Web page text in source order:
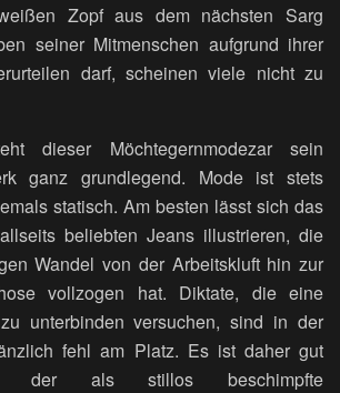
Zopf aus dem nächsten Sarg
seiner Mitmenschen aufgrund ihrer
darf, scheinen viele nicht zu
dieser Möchtegernmodezar sein
ganz grundlegend. Mode ist stets
statisch. Am besten lässt sich das
beliebten Jeans illustrieren, die
Wandel von der Arbeitskluft hin zur
vollzogen hat. Diktate, die eine
unterbinden versuchen, sind in der
fehl am Platz. Es ist daher gut
der als stillos beschimpfte